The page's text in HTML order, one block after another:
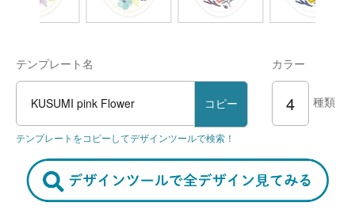
テンプレート名
KUSUMI pink Flower コピー
テンプレートをコピーしてデザインツールで検索！
カラー
4 種類